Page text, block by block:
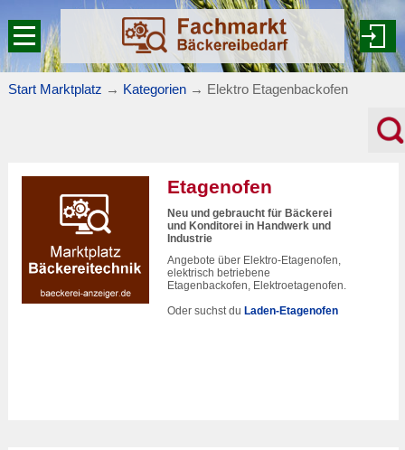
Start Marktplatz → Kategorien → Elektro Etagenbackofen
Etagenofen
Neu und gebraucht für Bäckerei
und Konditorei in Handwerk und
Industrie
Angebote über Elektro-Etagenofen,
elektrisch betriebene
Etagenbackofen, Elektroetagenofen.
Oder suchst du Laden-Etagenofen